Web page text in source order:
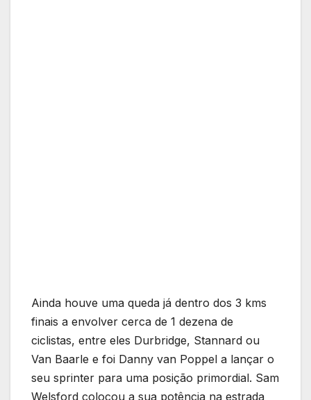
Ainda houve uma queda já dentro dos 3 kms
finais a envolver cerca de 1 dezena de
ciclistas, entre eles Durbridge, Stannard ou
Van Baarle e foi Danny van Poppel a lançar o
seu sprinter para uma posição primordial. Sam
Welsford colocou a sua potência na estrada